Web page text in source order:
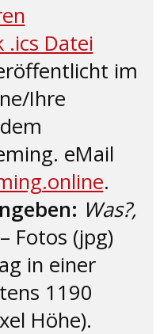
.ics Datei
im
Ihre
eMail
.
Was?,
Fotos (jpg)
in einer
1190
Höhe).